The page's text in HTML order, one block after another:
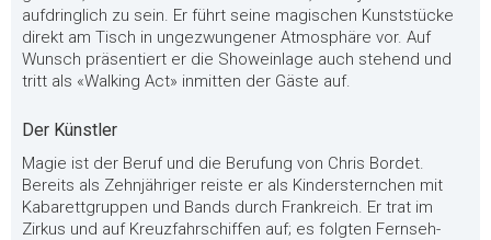
aufdringlich zu sein. Er führt seine magischen Kunststücke
direkt am Tisch in ungezwungener Atmosphäre vor. Auf
Wunsch präsentiert er die Showeinlage auch stehend und
tritt als «Walking Act» inmitten der Gäste auf.
Der Künstler
Magie ist der Beruf und die Berufung von Chris Bordet.
Bereits als Zehnjähriger reiste er als Kindersternchen mit
Kabarettgruppen und Bands durch Frankreich. Er trat im
Zirkus und auf Kreuzfahrschiffen auf; es folgten Fernseh-